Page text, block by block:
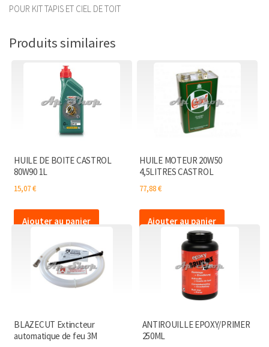
POUR KIT TAPIS ET CIEL DE TOIT
Produits similaires
HUILE DE BOITE CASTROL
80W90 1L
15,07€
Ajouter au panier
HUILE MOTEUR 20W50
4,5LITRES CASTROL
77,88€
Ajouter au panier
BLAZECUT Extincteur
automatique de feu 3M
ANTIROUILLE EPOXY/PRIMER
250ML